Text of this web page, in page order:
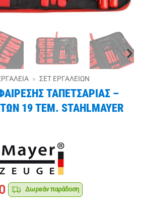
» ΣΕΤ ΕΡΓΑΛΕΊΩΝ
ΤΑΠΕΤΣΑΡΙΑΣ –
19 ΤΕΜ. STAHLMAYER
Η
τρέχουσα
Δωρεάν παράδοση